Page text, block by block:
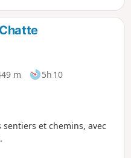
quartier nommé "Le
m
5h 10
et chemins, avec